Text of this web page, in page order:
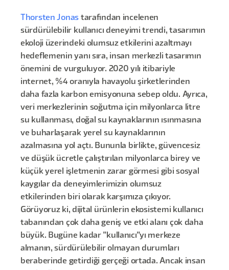
Thorsten Jonas tarafından incelenen
sürdürülebilir kullanıcı deneyimi trendi, tasarımın
ekoloji üzerindeki olumsuz etkilerini azaltmayı
hedeflemenin yanı sıra, insan merkezli tasarımın
önemini de vurguluyor. 2020 yılı itibariyle
internet, %4 oranıyla havayolu şirketlerinden
daha fazla karbon emisyonuna sebep oldu. Ayrıca,
veri merkezlerinin soğutma için milyonlarca litre
su kullanması, doğal su kaynaklarının ısınmasına
ve buharlaşarak yerel su kaynaklarının
azalmasına yol açtı. Bununla birlikte, güvencesiz
ve düşük ücretle çalıştırılan milyonlarca birey ve
küçük yerel işletmenin zarar görmesi gibi sosyal
kaygılar da deneyimlerimizin olumsuz
etkilerinden biri olarak karşımıza çıkıyor.
Görüyoruz ki, dijital ürünlerin ekosistemi kullanıcı
tabanından çok daha geniş ve etki alanı çok daha
büyük. Bugüne kadar "kullanıcı"yı merkeze
almanın, sürdürülebilir olmayan durumları
beraberinde getirdiği gerçeği ortada. Ancak insan